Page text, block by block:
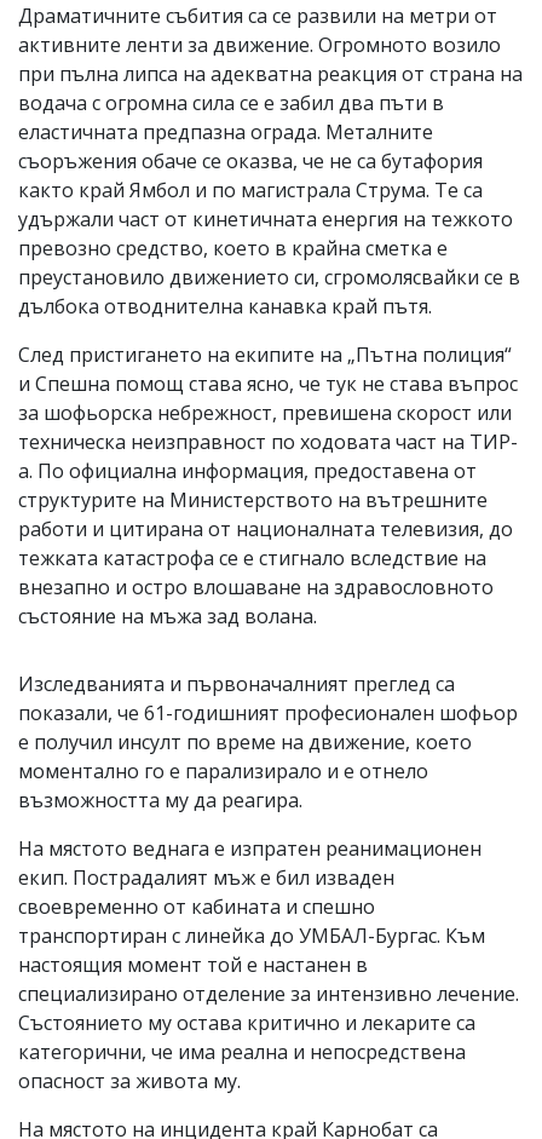
Драматичните събития са се развили на метри от
активните ленти за движение. Огромното возило
при пълна липса на адекватна реакция от страна на
водача с огромна сила се е забил два пъти в
еластичната предпазна ограда. Металните
съоръжения обаче се оказва, че не са бутафория
както край Ямбол и по магистрала Струма. Те са
удържали част от кинетичната енергия на тежкото
превозно средство, което в крайна сметка е
преустановило движението си, сгромолясвайки се в
дълбока отводнителна канавка край пътя.
След пристигането на екипите на „Пътна полиция“
и Спешна помощ става ясно, че тук не става въпрос
за шофьорска небрежност, превишена скорост или
техническа неизправност по ходовата част на ТИР-
а. По официална информация, предоставена от
структурите на Министерството на вътрешните
работи и цитирана от националната телевизия, до
тежката катастрофа се е стигнало вследствие на
внезапно и остро влошаване на здравословното
състояние на мъжа зад волана.
Изследванията и първоначалният преглед са
показали, че 61-годишният професионален шофьор
е получил инсулт по време на движение, което
моментално го е парализирало и е отнело
възможността му да реагира.
На мястото веднага е изпратен реанимационен
екип. Пострадалият мъж е бил изваден
своевременно от кабината и спешно
транспортиран с линейка до УМБАЛ-Бургас. Към
настоящия момент той е настанен в
специализирано отделение за интензивно лечение.
Състоянието му остава критично и лекарите са
категорични, че има реална и непосредствена
опасност за живота му.
На мястото на инцидента край Карнобат са